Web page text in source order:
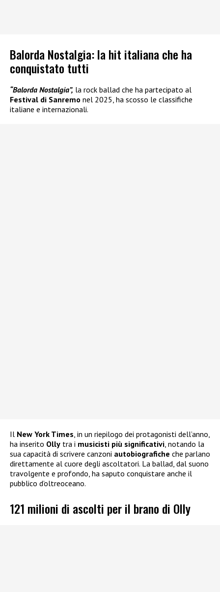
Balorda Nostalgia: la hit italiana che ha
conquistato tutti
“Balorda Nostalgia”, la rock ballad che ha partecipato al
Festival di Sanremo nel 2025, ha scosso le classifiche
italiane e internazionali.
Il New York Times, in un riepilogo dei protagonisti dell’anno,
ha inserito Olly tra i musicisti più significativi, notando la
sua capacità di scrivere canzoni autobiografiche che parlano
direttamente al cuore degli ascoltatori. La ballad, dal suono
travolgente e profondo, ha saputo conquistare anche il
pubblico d’oltreoceano.
121 milioni di ascolti per il brano di Olly